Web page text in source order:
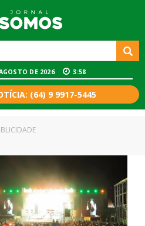
DE 2026 3:58
(64) 9 9917-5445